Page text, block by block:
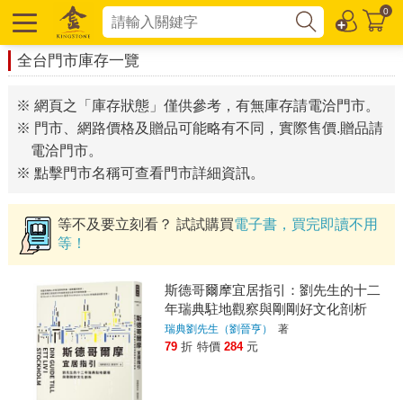
0
全台門市庫存一覽
※ 網頁之「庫存狀態」僅供參考，有無庫存請電洽門市。
※ 門市、網路價格及贈品可能略有不同，實際售價.贈品請
電洽門市。
※ 點擊門市名稱可查看門市詳細資訊。
等不及要立刻看？ 試試購買電子書，買完即讀不用
等！
斯德哥爾摩宜居指引：劉先生的十二
年瑞典駐地觀察與剛剛好文化剖析
瑞典劉先生（劉晉亨） 著
79 折 特價 284 元